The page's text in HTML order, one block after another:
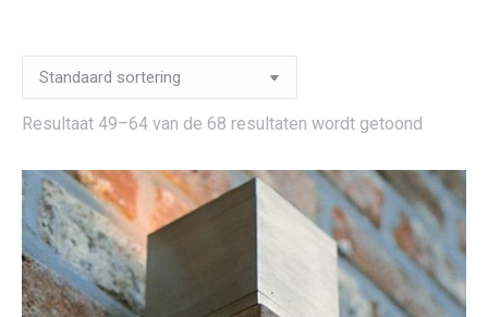
Resultaat 49–64 van de 68 resultaten wordt getoond